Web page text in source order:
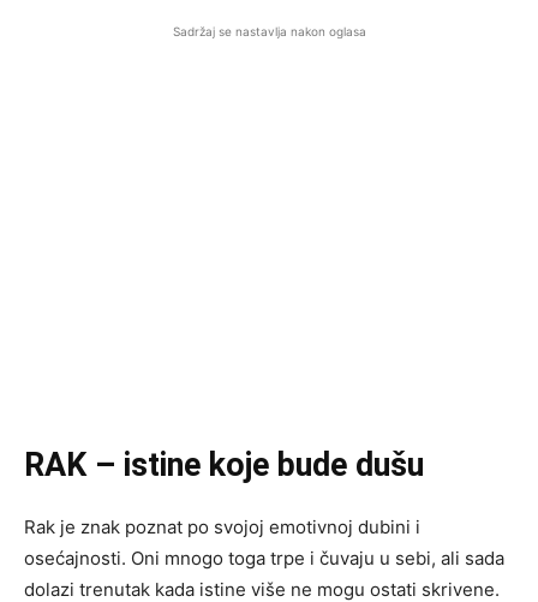
Sadržaj se nastavlja nakon oglasa
RAK – istine koje bude dušu
Rak je znak poznat po svojoj emotivnoj dubini i
osećajnosti. Oni mnogo toga trpe i čuvaju u sebi, ali sada
dolazi trenutak kada istine više ne mogu ostati skrivene.